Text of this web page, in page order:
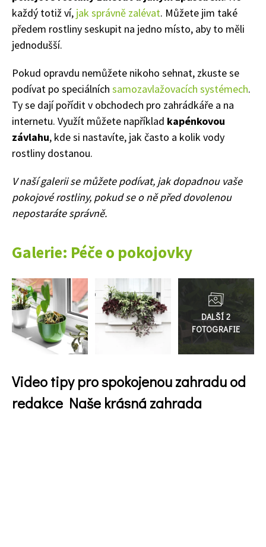
Naše krásná zahrada
Objednat >
Naše krásná zahrada Speciál
každý totiž ví, jak správně zalévat. Můžete jim také
předem rostliny seskupit na jedno místo, aby to měli
jednodušší.
Pokud opravdu nemůžete nikoho sehnat, zkuste se
podívat po speciálních samozavlažovacích systémech.
Ty se dají pořídit v obchodech pro zahrádkáře a na
internetu. Využít můžete například kapénkovou
závlahu, kde si nastavíte, jak často a kolik vody
rostliny dostanou.
V naší galerii se můžete podívat, jak dopadnou vaše
pokojové rostliny, pokud se o ně před dovolenou
nepostaráte správně.
Galerie: Péče o pokojovky
do
galerie
Video tipy pro spokojenou zahradu od
redakce Naše krásná zahrada